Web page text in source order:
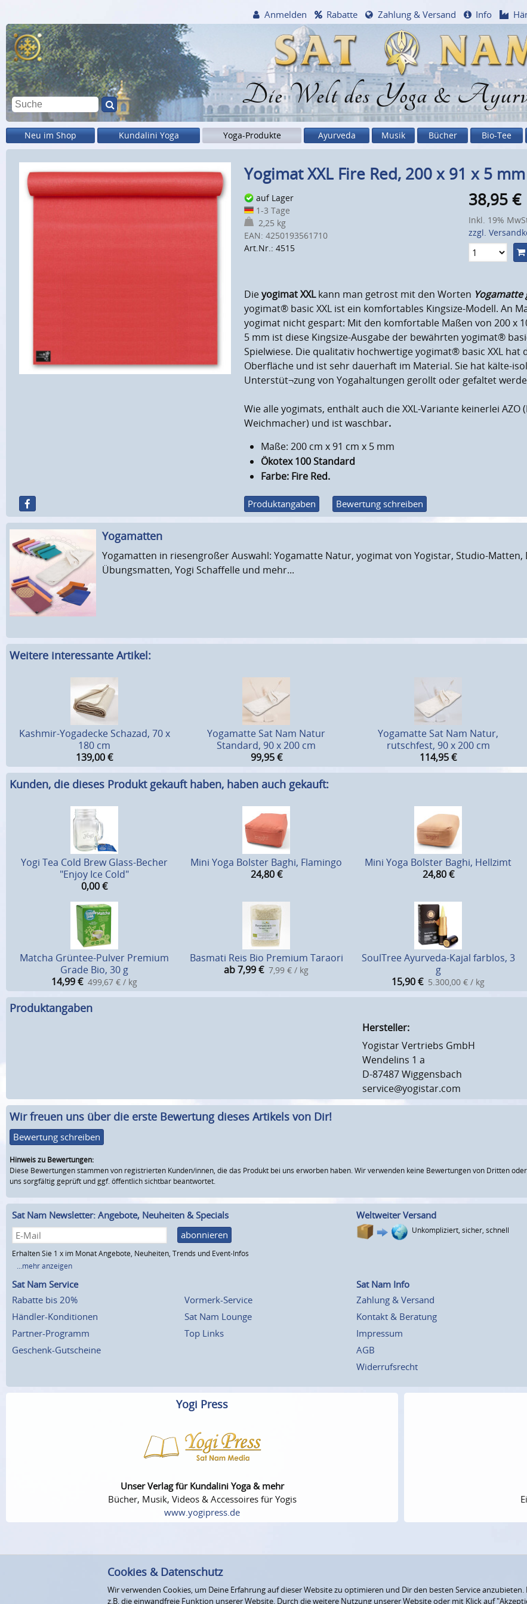
Die Welt des Yoga &
Anmelden Rabatte Zahlung & Versand Info
Neu im Shop Kundalini Yoga Yoga-Produkte Ayurveda Musik Bücher Bio-Tee
Yogimat XXL Fire Red, 200 x 91 x 5 mm
auf Lager
1-3 Tage
2,25 kg
EAN: 4250193561710
Art.Nr.: 4515
38,95€
Inkl. 19%
zzgl.
Dieyogimat XXLkann man getrost mit den Worten Yogamatte
yogimat® basic XXL ist ein komfortables Kingsize-Modell. An
yogimat nicht gespart: Mit den komfortable Maßen von 200 x
5 mm ist diese Kingsize-Ausgabe der bewährten yogimat®
Spielwiese. Die qualitativ hochwertige yogimat® basic XXL
Oberfläche und ist sehr dauerhaft im Material. Sie hat kälte-
Unterstüt¬zung von Yogahaltungen gerollt oder gefaltet
Wie alle yogimats, enthält auch die XXL-Variante keinerlei
Weichmacher) und ist waschbar.
Maße: 200 cm x 91 cm x 5 mm
Ökotex 100 Standard
Farbe: Fire Red.
Produktangaben Bewertung schreiben
Yogamatten
Yogamatten in riesengroßer Auswahl: Yogamatte Natur, yogimat von Yogistar, Studio-Matten,
Übungsmatten, Yogi Schaffelle und mehr...
Weitere interessante Artikel:
Kashmir-Yogadecke Schazad, 70 x
180 cm
139,00€
Yogamatte Sat Nam Natur
Standard, 90 x 200 cm
99,95 €
Yogamatte Sat Nam Natur,
rutschfest, 90 x 200 cm
114,95€
Kunden, die dieses Produkt gekauft haben, haben auch gekauft:
Yogi Tea Cold Brew Glass-Becher
"Enjoy Ice Cold"
0,00€
Mini Yoga Bolster Baghi, Flamingo
24,80 €
Mini Yoga Bolster Baghi, Hellzimt
24,80 €
Matcha Grüntee-Pulver Premium
Grade Bio, 30 g
14,99€ 499,67 € / kg
Basmati Reis Bio Premium Taraori
ab 7,99€ 7,99 € / kg
SoulTree Ayurveda-Kajal farblos, 3
g
15,90€ 5.300,00 € / kg
Produktangaben
Hersteller:
Yogistar Vertriebs GmbH
Wendelins 1 a
D-87487 Wiggensbach
service@yogistar.com
Wir freuen uns über die erste Bewertung dieses Artikels von Dir!
Bewertung schreiben
Hinweis zu Bewertungen:
Diese Bewertungen stammen von registrierten Kunden/innen, die das Produkt bei uns erworben haben. Wir verwenden keine Bewertungen von Dritten
uns sorgfältig geprüft und ggf. öffentlich sichtbar beantwortet.
Sat Nam Newsletter: Angebote, Neuheiten & Specials
abonnieren
Erhalten Sie 1 x im Monat Angebote, Neuheiten, Trends und Event-Infos
...mehr anzeigen
Weltweiter Versand
Unkompliziert, sicher, schnell
Sat Nam Service
Rabatte bis 20%
Händler-Konditionen
Partner-Programm
Geschenk-Gutscheine
Vormerk-Service
Sat Nam Lounge
Top Links
Sat Nam Info
Zahlung & Versand
Kontakt & Beratung
Impressum
AGB
Widerrufsrecht
Yogi Press
Unser Verlag für Kundalini Yoga & mehr
Bücher, Musik, Videos & Accessoires für Yogis
www.yogipress.de
Cookies & Datenschutz
Wir verwenden Cookies, um Deine Erfahrung auf dieser Website zu optimieren und Dir den besten Service
z.B. die einwandfreie Funktion unserer Website. Durch die weitere Nutzung unserer Website oder mit Klick auf